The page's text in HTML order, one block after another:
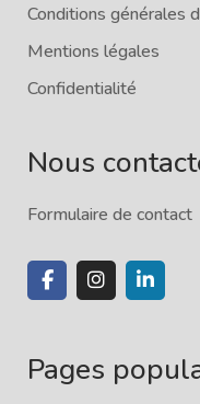
Conditions générales
Mentions légales
Confidentialité
Nous
Formulaire de contact
Pages